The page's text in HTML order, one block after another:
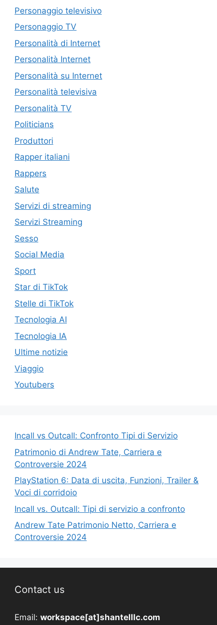
Personaggio televisivo
Personaggio TV
Personalità di Internet
Personalità Internet
Personalità su Internet
Personalità televisiva
Personalità TV
Politicians
Produttori
Rapper italiani
Rappers
Salute
Servizi di streaming
Servizi Streaming
Sesso
Social Media
Sport
Star di TikTok
Stelle di TikTok
Tecnologia AI
Tecnologia IA
Ultime notizie
Viaggio
Youtubers
Incall vs Outcall: Confronto Tipi di Servizio
Patrimonio di Andrew Tate, Carriera e
Controversie 2024
PlayStation 6: Data di uscita, Funzioni, Trailer &
Voci di corridoio
Incall vs. Outcall: Tipi di servizio a confronto
Andrew Tate Patrimonio Netto, Carriera e
Controversie 2024
Contact us
Email: workspace[at]shantelllc.com